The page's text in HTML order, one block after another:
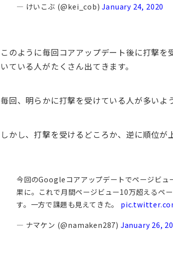
— けいこぶ (@kei_cob)January 24, 2020
このように毎回コアアップデート後に打撃
いている人がたくさん出てきます。
毎回、明らかに打撃を受けている人が多いよ
しかし、打撃を受けるどころか、逆に順位が
今回のGoogleコアアップデートでページビュ
果に。これで月間ページビュー10万超えるペ
す。一方で課題も見えてきた。
— ナマケン (@namaken287) January 26,